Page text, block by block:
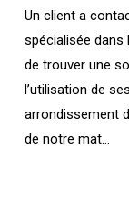
Un client a
spécialisée dans
de trouver une
l’utilisation de
arrondissement
de notre mat...